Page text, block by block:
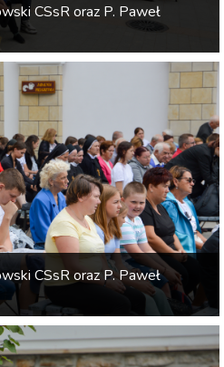
CSsR oraz P. Paweł
CSsR oraz P. Paweł